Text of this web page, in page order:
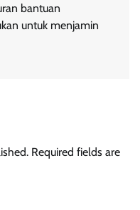
bantuan
untuk menjamin
Required fields are